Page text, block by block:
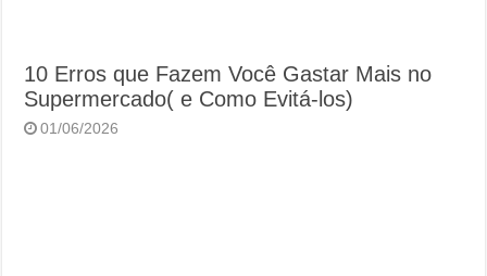
10 Erros que Fazem Você Gastar Mais no
Supermercado( e Como Evitá-los)
01/06/2026